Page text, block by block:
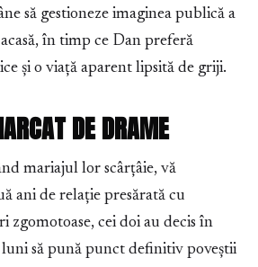
să gestioneze imaginea publică a
în timp ce Dan preferă
și o viață aparent lipsită de griji.
DE DRAME
mariajul lor scârțâie, vă
ani de relație presărată cu
zgomotoase, cei doi au decis în
să pună punct definitiv poveștii